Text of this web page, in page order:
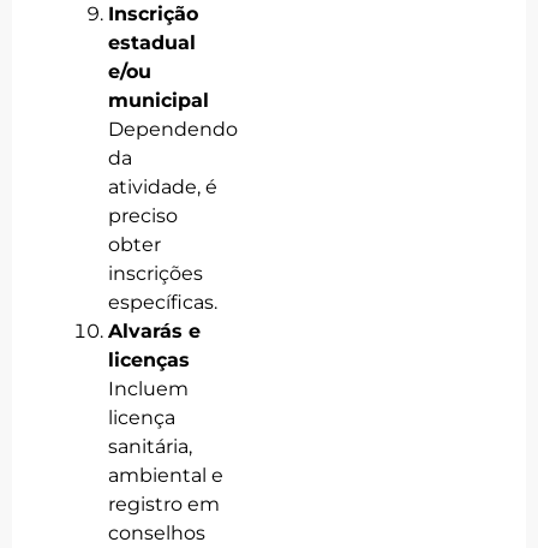
Inscrição
estadual
e/ou
municipal
Dependendo
da
atividade, é
preciso
obter
inscrições
específicas.
Alvarás e
licenças
Incluem
licença
sanitária,
ambiental e
registro em
conselhos